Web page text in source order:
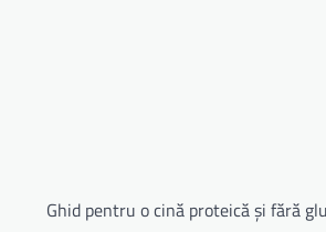
Ghid pentru o cină proteică și fără